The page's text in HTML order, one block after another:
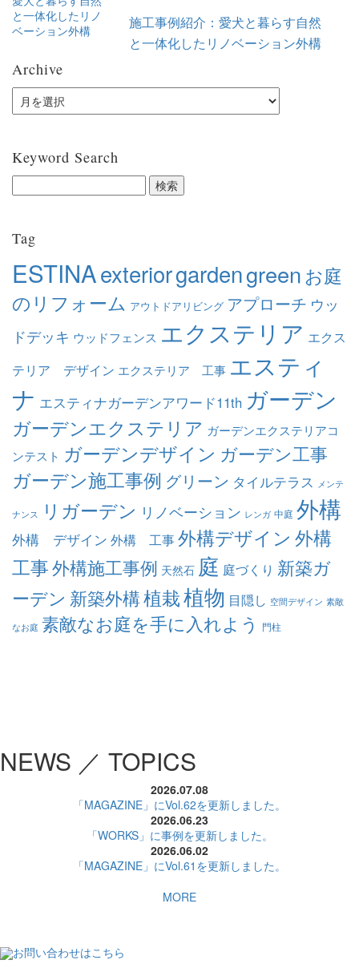
施工事例紹介：愛犬と暮らす自然
と一体化したリノベーション外構
Archive
Keyword Search
Tag
ESTINAexteriorgardengreenお庭
のリフォーム アウトドアリビング アプローチ ウッ
ドデッキ ウッドフェンス エクステリア エクス
テリア デザイン エクステリア 工事 エスティ
ナ エスティナガーデンアワード11th ガーデン
ガーデンエクステリア ガーデンエクステリアコ
ンテスト ガーデンデザイン ガーデン工事
ガーデン施工事例 グリーン タイルテラス メンテ
ナンス リガーデン リノベーション レンガ 中庭 外構
外構 デザイン 外構 工事外構デザイン 外構
工事外構施工事例 天然石 庭 庭づくり 新築ガ
ーデン 新築外構植栽植物 目隠し 空間デザイン 素敵
なお庭 素敵なお庭を手に入れよう 門柱
NEWS ／ TOPICS
2026.07.08
「MAGAZINE」にVol.62を更新しました。
2026.06.23
「WORKS」に事例を更新しました。
2026.06.02
「MAGAZINE」にVol.61を更新しました。
MORE
お問い合わせはこちら